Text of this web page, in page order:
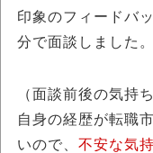
印象のフィードバ
分で面談しました。
（面談前後の気持ち
自身の経歴が転職
いので、 不安な気